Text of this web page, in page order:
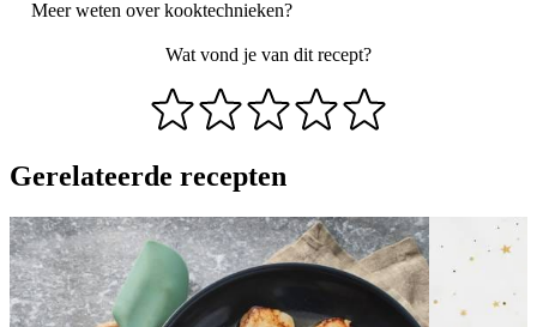
Meer weten overkooktechnieken?
Wat vond je van dit recept?
Gerelateerde recepten